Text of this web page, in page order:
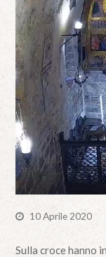
10 Aprile 2020
Sulla croce hanno